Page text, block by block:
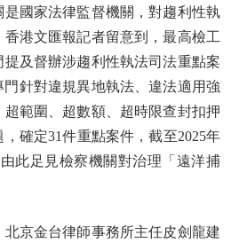
國家法律監督機關，對趨利性執
港文匯報記者留意到，最高檢工
及督辦涉趨利性執法司法重點案
門針對違規異地執法、違法適用強
範圍、超數額、超時限查封扣押
確定31件重點案件，截至2025年
此足見檢察機關對治理「遠洋捕
京金台律師事務所主任皮劍龍建